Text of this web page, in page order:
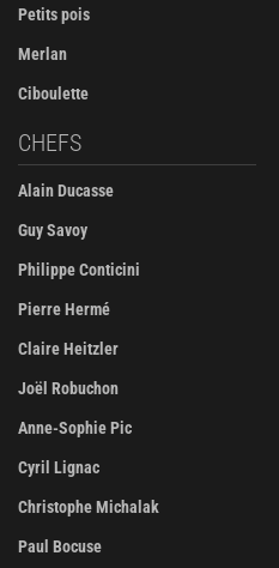
Petits pois
Merlan
Ciboulette
CHEFS
Alain Ducasse
Guy Savoy
Philippe Conticini
Pierre Hermé
Claire Heitzler
Joël Robuchon
Anne-Sophie Pic
Cyril Lignac
Christophe Michalak
Paul Bocuse